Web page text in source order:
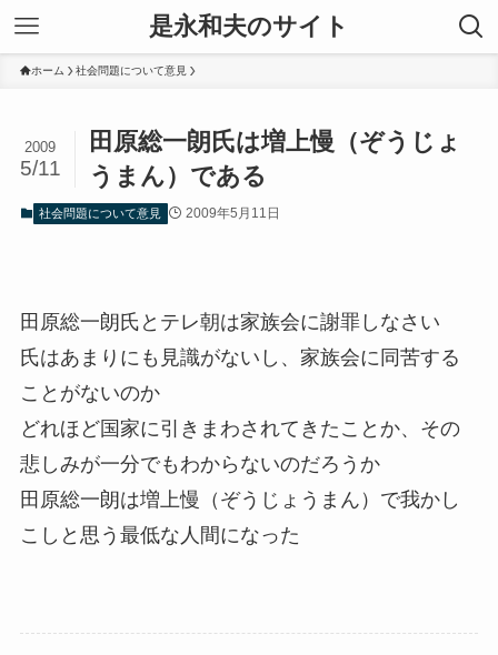
是永和夫のサイト
ホーム 社会問題について意見
田原総一朗氏は増上慢（ぞうじょ
うまん）である
2009
5/11
社会問題について意見 2009年5月11日
田原総一朗氏とテレ朝は家族会に謝罪しなさい
氏はあまりにも見識がないし、家族会に同苦する
ことがないのか
どれほど国家に引きまわされてきたことか、その
悲しみが一分でもわからないのだろうか
田原総一朗は増上慢（ぞうじょうまん）で我かし
こしと思う最低な人間になった